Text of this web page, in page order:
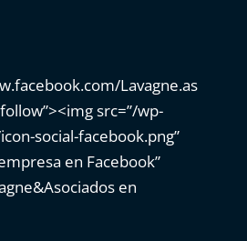
Lavagne.as
src=”/wp-
social-facebook.png”
en Facebook”
en